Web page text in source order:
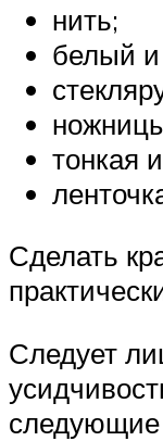
нить;
белый
тонкая
Сделать
Следует
следующие